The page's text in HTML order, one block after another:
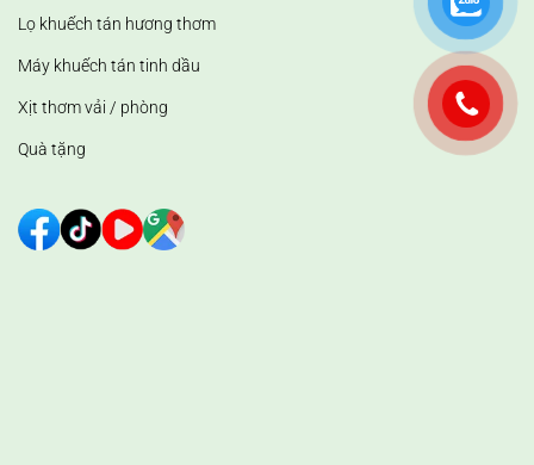
Lọ khuếch tán hương thơm
Máy khuếch tán tinh dầu
Xịt thơm vải / phòng
Quà tặng